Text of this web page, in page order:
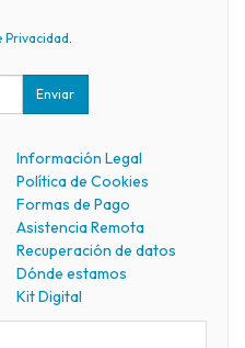
Privacidad.
Enviar
Información Legal
Política de Cookies
Formas de Pago
Asistencia Remota
Recuperación de datos
Dónde estamos
Kit Digital